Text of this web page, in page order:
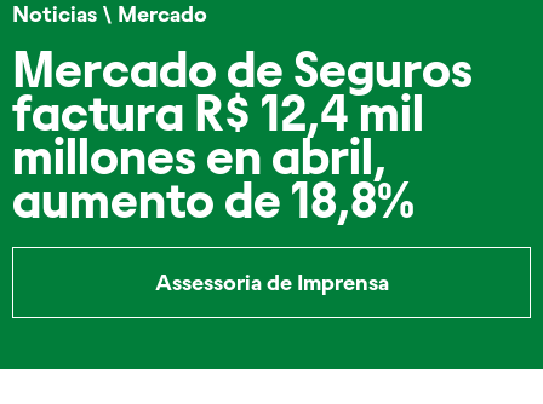
Noticias \ Mercado
Mercado de Seguros
factura R$ 12,4 mil
millones en abril,
aumento de 18,8%
Assessoria de Imprensa